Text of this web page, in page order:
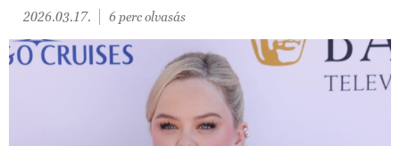
2026.03.17. 6 perc olvasás